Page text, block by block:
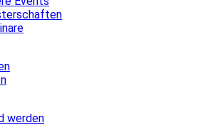
werden